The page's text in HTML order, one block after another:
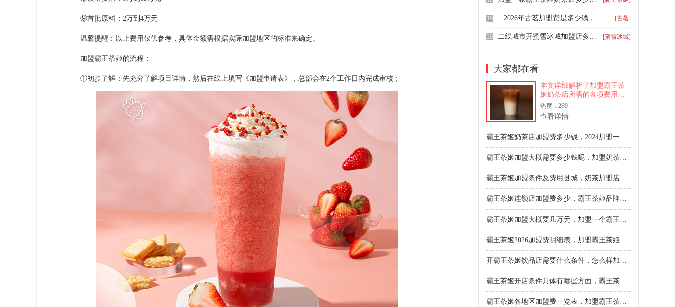
⑨首批原料：2万到4万元
温馨提醒：以上费用仅供参考，具体金额需根据实际加盟地区的标准来确定。
加盟霸王茶姬的流程：
①初步了解：先充分了解项目详情，然后在线上填写《加盟申请表》，总部会在2个工作日内完成审核；
19 2026年古茗加盟费是多少钱，古茗茶饮店一般投资多少钱 [古茗]
20 二线城市开蜜雪冰城加盟店多少钱，蜜雪冰城奶茶店加盟条件要求 [蜜雪冰城]
大家都在看
本文详细解析了加盟霸王茶
姬奶茶店所需的各项费用，
包括加盟费、装修、设备、
租金等，并重点估算了在县
城开一家标准店的总投资预
资参考指南。
热度：289
查看详情
霸王茶姬奶茶店加盟费多少钱，2024加盟一家霸王茶姬大概多少钱
霸王茶姬加盟大概需要多少钱呢，加盟奶茶店品牌霸王茶姬需要多少钱
霸王茶姬加盟条件及费用县城，奶茶加盟店霸王茶姬需要多少钱
霸王茶姬连锁店加盟费多少，霸王茶姬品牌加盟费明细表2026
霸王茶姬加盟大概要几万元，加盟一个霸王茶姬要投资多少钱呀
霸王茶姬2026加盟费明细表，加盟霸王茶姬多少钱2026
开霸王茶姬饮品店需要什么条件，怎么样加盟霸王茶姬奶茶店2025
霸王茶姬开店条件具体有哪些方面，霸王茶姬一般加盟费用是多少钱
霸王茶姬各地区加盟费一览表，加盟霸王茶姬一共几万元